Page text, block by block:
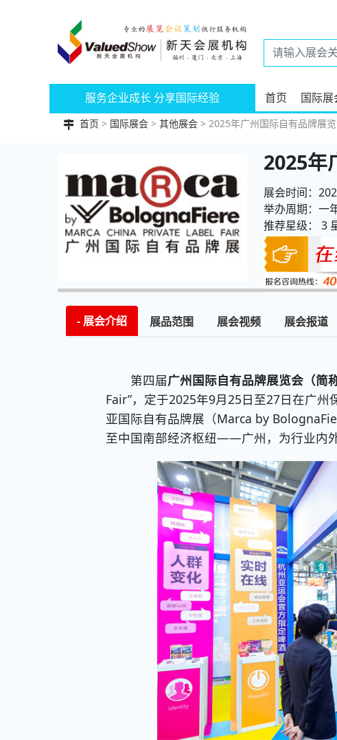
服务企业成长 分享国际经验 首页 国际展
首页 > 国际展会 > 其他展会 > 2025年广州国际自有品牌展
2025年
展会时间：
举办周期：一
推荐星级： 3
展会介绍 展品范围 展会视频 展会报道
第四届广州国际自有品牌展览会（简
Fair”，定于2025年9月25日至27日在广
亚国际自有品牌展（Marca by
至中国南部经济枢纽——广州，为行业内